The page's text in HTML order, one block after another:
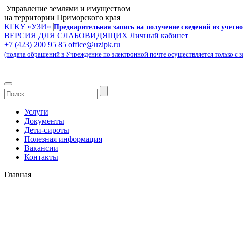
Управление землями и имуществом
на территории Приморского края
КГКУ «УЗИ» Предварительная запись на получение сведений из
ВЕРСИЯ ДЛЯ СЛАБОВИДЯЩИХ Личный кабинет
+7 (423) 200 95 85 office@uzipk.ru
(подача обращений в Учреждение по электронной почте осуществляется только
Услуги
Документы
Дети-сироты
Полезная информация
Вакансии
Контакты
Главная